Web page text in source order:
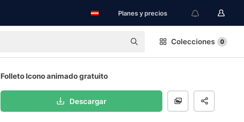
Planes y precios
Colecciones 0
Folleto Icono animado gratuito
Descargar